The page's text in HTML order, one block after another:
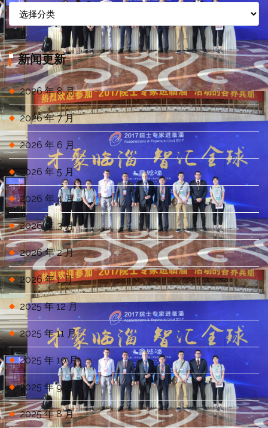
信
息
分
类新闻更新
2026 年 8 月
2026 年 7 月
2026 年 6 月
2026 年 5 月
2026 年 4 月
2026 年 3 月
2026 年 2 月
2026 年 1 月
2025 年 12 月
2025 年 11 月
2025 年 10 月
2025 年 9 月
2025 年 8 月